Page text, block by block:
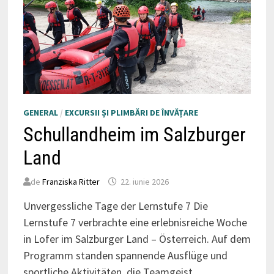
GENERAL/ EXCURSII ȘI PLIMBĂRI DE ÎNVĂȚARE
Schullandheim im Salzburger
Land
de Franziska Ritter 22. iunie 2026
Unvergessliche Tage der Lernstufe 7 Die
Lernstufe 7 verbrachte eine erlebnisreiche Woche
in Lofer im Salzburger Land – Österreich. Auf dem
Programm standen spannende Ausflüge und